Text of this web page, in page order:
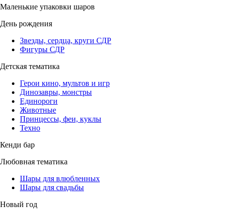
Маленькие упаковки шаров
День рождения
Звезды, сердца, круги СДР
Фигуры СДР
Детская тематика
Герои кино, мультов и игр
Динозавры, монстры
Единороги
Животные
Принцессы, феи, куклы
Техно
Кенди бар
Любовная тематика
Шары для влюбленных
Шары для свадьбы
Новый год